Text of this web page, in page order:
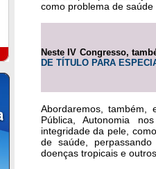
como problema de saúde
Neste IV Congresso,
DE TÍTULO PARA
Abordaremos, também,
Pública, Autonomia
integridade da pele,
de saúde,
doenças tropicais e